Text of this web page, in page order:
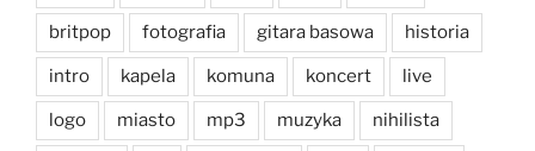
britpop fotografia gitara basowa historia
intro kapela komuna koncert live
logo miasto mp3 muzyka nihilista